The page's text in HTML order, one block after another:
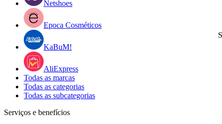
Netshoes
Epoca Cosméticos
KaBuM!
AliExpress
Todas as marcas
Todas as categorias
Todas as subcategorias
Serviços e benefícios